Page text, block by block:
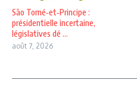
São Tomé‑et‑Principe :
présidentielle incertaine,
législatives dé ...
août 7, 2026